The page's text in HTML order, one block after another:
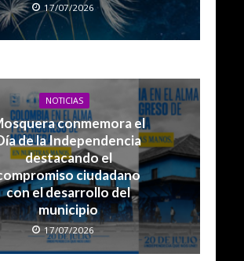
17/07/2026
NOTICIAS
conmemora el
de la Independencia
destacando el
ciudadano
con el desarrollo del
municipio
17/07/2026